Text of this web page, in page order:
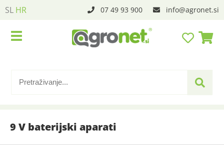
SL HR 07 49 93 900 info agronet.si
9 V baterijski aparati